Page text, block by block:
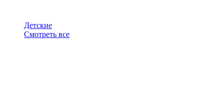
Детские
Смотреть все